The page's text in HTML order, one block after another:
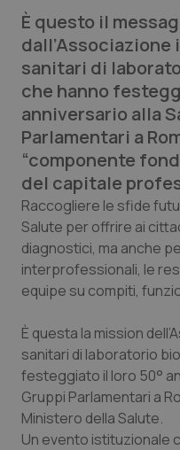
Lettere al direttore
Edizioni Regionali
QS Pro
Professionisti
Abruzzo
Basilicata
Calabria
Campania
Emilia-Romagna
Friuli Venezia
QS Pro Gold
Artrite & artrosi
Asma & BPCO
Car-T
Colesterolo &
Dermatite Atopica
QS Club Newsletter
È questo il
sanitari di
che hanno
anniversario alla
Parlamentari a
“componente
del capitale
Raccogliere le sfide
Salute per offrire ai
diagnostici, ma anche
interprofessionali, le
equipe su compiti,
È questa la mission
sanitari di laboratorio
festeggiato il loro 50°
Gruppi Parlamentari a
Ministero della Salute.
Un evento istituzionale